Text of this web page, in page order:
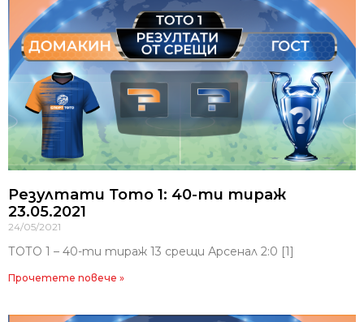
Резултати Тото 1: 40-ти тираж
23.05.2021
24/05/2021
ТОТО 1 – 40-ти тираж 13 срещи Арсенал 2:0 [1]
Прочетете повече »